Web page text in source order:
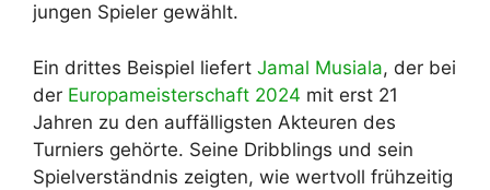
jungen Spieler gewählt.
Ein drittes Beispiel liefert Jamal Musiala, der bei
der Europameisterschaft 2024 mit erst 21
Jahren zu den auffälligsten Akteuren des
Turniers gehörte. Seine Dribblings und sein
Spielverständnis zeigten, wie wertvoll frühzeitig